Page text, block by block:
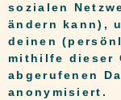
sozialen
ändern kann),
deinen
mithilfe dieser
abgerufenen
anonymisiert.